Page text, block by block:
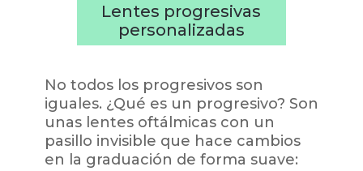
Lentes progresivas
personalizadas
No todos los progresivos son
iguales. ¿Qué es un progresivo? Son
unas lentes oftálmicas con un
pasillo invisible que hace cambios
en la graduación de forma suave: